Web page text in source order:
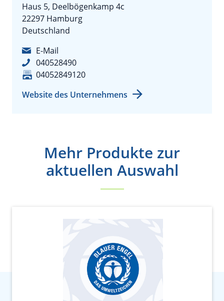
Haus 5, Deelbögenkamp 4c
22297 Hamburg
Deutschland
E-Mail
040528490
04052849120
Website des Unternehmens
Mehr Produkte zur
aktuellen Auswahl